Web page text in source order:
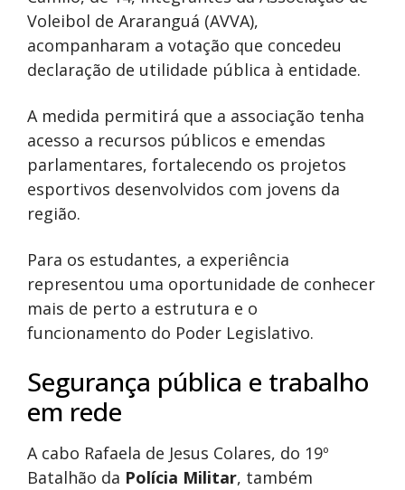
Voleibol de Araranguá (AVVA),
acompanharam a votação que concedeu
declaração de utilidade pública à entidade.
A medida permitirá que a associação tenha
acesso a recursos públicos e emendas
parlamentares, fortalecendo os projetos
esportivos desenvolvidos com jovens da
região.
Para os estudantes, a experiência
representou uma oportunidade de conhecer
mais de perto a estrutura e o
funcionamento do Poder Legislativo.
Segurança pública e trabalho
em rede
A cabo Rafaela de Jesus Colares, do 19º
Batalhão da Polícia Militar, também